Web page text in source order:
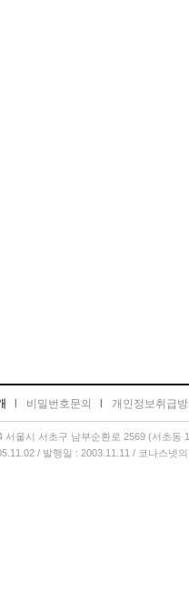
비밀번호문의 개인정보취급
서울시 서초구 남부순환로 2569 (서초
/ 발행일 : 2003.11.11 / 코나스넷